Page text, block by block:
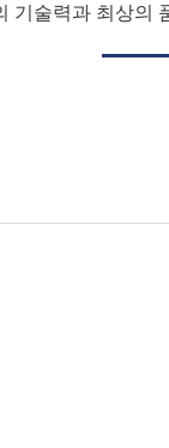
기술력과 최상의